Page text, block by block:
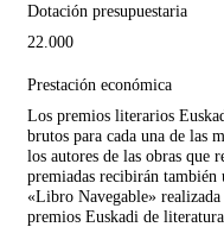
Dotación presupuestaria
22.000
Prestación económica
Los premios literarios
brutos para cada una de las
los autores de las obras que
premiadas recibirán
«Libro Navegable»
premios Euskadi de literatura.